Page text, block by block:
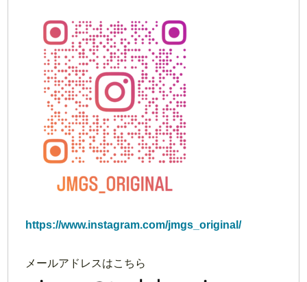
https://www.instagram.com/jmgs_original/
メールアドレスはこちら